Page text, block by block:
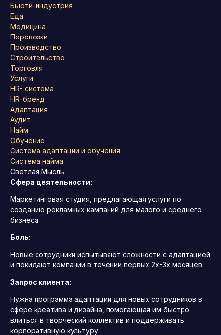
Бьюти-индустрия
Еда
Медицина
Перевозки
Производство
Строительство
Торговля
Услуги
HR- система
HR-бренд
Адаптация
Аудит
Найм
Обучение
Система адаптации и обучения
Система найма
Светлая Мысль
Сфера деятельности:
Маркетинговая студия, предлагающая услуги по
созданию рекламных кампаний для малого и среднего
бизнеса
Боль:
Новые сотрудники испытывают сложности с адаптацией
и покидают компании в течении первых 2х-3х месяцев
Запрос клиента:
Нужна программа адаптации для новых сотрудников в
сфере креатива и дизайна, помогающая им быстро
влиться в творческий коллектив и поддерживать
корпоративную культуру